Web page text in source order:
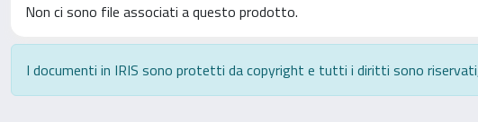
Non ci sono file associati a questo prodotto.
I documenti in IRIS sono protetti da copyright e tutti i diritti sono